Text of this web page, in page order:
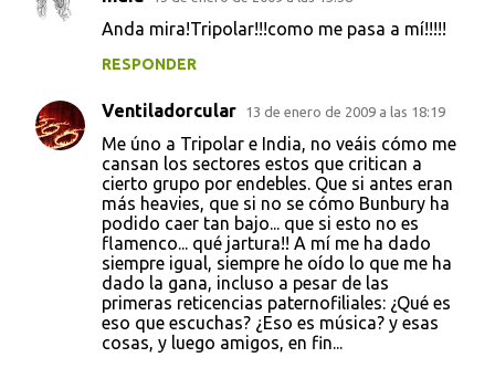
Anda mira!Tripolar!!!como me pasa a mí!!!!!
RESPONDER
Ventiladorcular 13 de enero de 2009 a las 18:19
Me úno a Tripolar e India, no veáis cómo me
cansan los sectores estos que critican a
cierto grupo por endebles. Que si antes eran
más heavies, que si no se cómo Bunbury ha
podido caer tan bajo... que si esto no es
flamenco... qué jartura!! A mí me ha dado
siempre igual, siempre he oído lo que me ha
dado la gana, incluso a pesar de las
primeras reticencias paternofiliales: ¿Qué es
eso que escuchas? ¿Eso es música? y esas
cosas, y luego amigos, en fin...